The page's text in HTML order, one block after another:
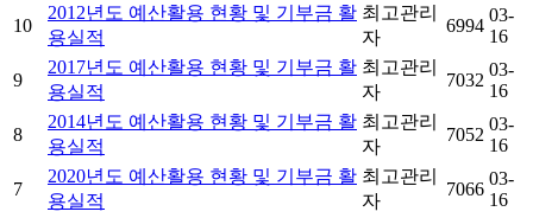
10
2012년도 예산활용 현황 및 기부금 활
용실적
최고관리
자
6994
03-
16
9
2017년도 예산활용 현황 및 기부금 활
용실적
최고관리
자
7032
03-
16
8
2014년도 예산활용 현황 및 기부금 활
용실적
최고관리
자
7052
03-
16
7
2020년도 예산활용 현황 및 기부금 활
용실적
최고관리
자
7066
03-
16